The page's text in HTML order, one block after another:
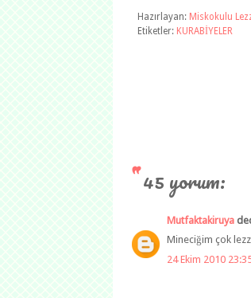
Hazırlayan: Miskokulu
Etiketler: KURABİYELER
45 yorum:
Mutfaktakiruya
Mineciğim çok
24 Ekim 2010